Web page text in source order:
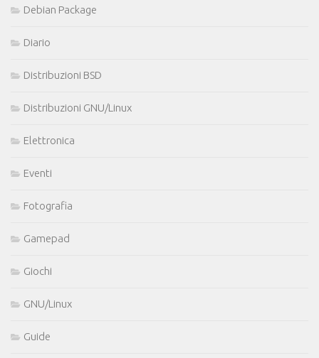
Debian Package
Diario
Distribuzioni BSD
Distribuzioni GNU/Linux
Elettronica
Eventi
Fotografia
Gamepad
Giochi
GNU/Linux
Guide